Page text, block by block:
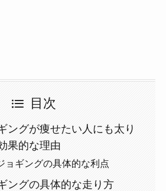
目次
ングが痩せたい人にも太り
果的な理由
ョギングの具体的な利点
ングの具体的な走り方